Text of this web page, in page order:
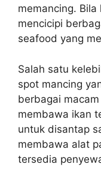
memancing.
mencicipi
seafood yang
Salah satu
spot mancing
berbagai
membawa ikan
untuk disantap
membawa alat
tersedia